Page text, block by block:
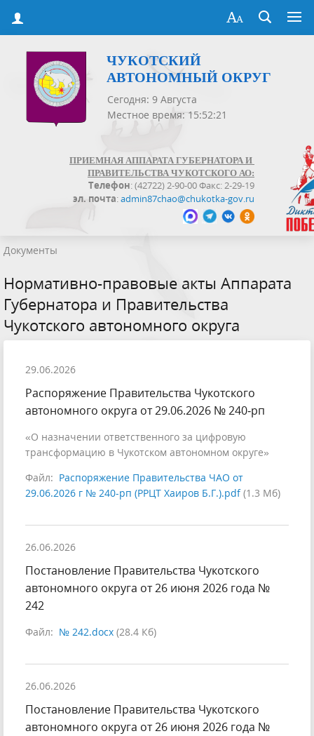
ЧУКОТСКИЙ
АВТОНОМНЫЙ ОКРУГ
Сегодня: 9 Августа
Местное время: 15:52:21
ПРИЕМНАЯ АППАРАТА ГУБЕРНАТОРА И
ПРАВИТЕЛЬСТВА ЧУКОТСКОГО АО:
Телефон: (42722) 2-90-00 Факс: 2-29-19
эл. почта:admin87chao@chukotka-gov.ru
Документы
Нормативно-правовые акты Аппарата
Губернатора и Правительства
Чукотского автономного округа
29.06.2026
Распоряжение Правительства Чукотского
автономного округа от 29.06.2026 № 240‑рп
«О назначении ответственного за цифровую
трансформацию в Чукотском автономном округе»
Файл: Распоряжение Правительства ЧАО от
29.06.2026 г № 240-рп (РРЦТ Хаиров Б.Г.).pdf(1.3 Мб)
26.06.2026
Постановление Правительства Чукотского
автономного округа от 26 июня 2026 года №
242
Файл: № 242.docx (28.4 Кб)
26.06.2026
Постановление Правительства Чукотского
автономного округа от 26 июня 2026 года №